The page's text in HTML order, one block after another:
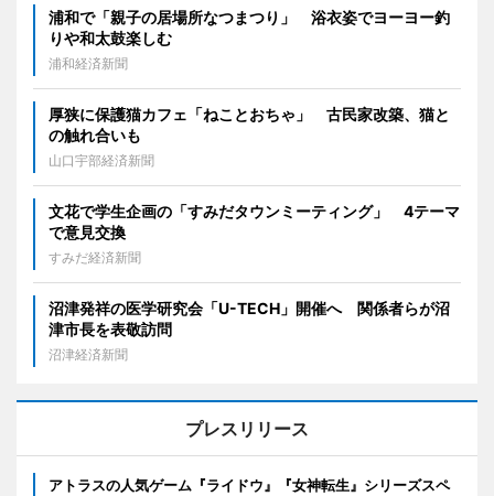
浦和で「親子の居場所なつまつり」 浴衣姿でヨーヨー釣
りや和太鼓楽しむ
浦和経済新聞
厚狭に保護猫カフェ「ねことおちゃ」 古民家改築、猫と
の触れ合いも
山口宇部経済新聞
文花で学生企画の「すみだタウンミーティング」 4テーマ
で意見交換
すみだ経済新聞
沼津発祥の医学研究会「U-TECH」開催へ 関係者らが沼
津市長を表敬訪問
沼津経済新聞
プレスリリース
アトラスの人気ゲーム『ライドウ』『女神転生』シリーズスペ